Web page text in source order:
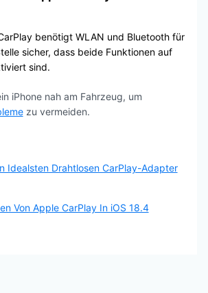
benötigt WLAN und Bluetooth für
sicher, dass beide Funktionen auf
sind.
iPhone nah am Fahrzeug, um
zu vermeiden.
Idealsten Drahtlosen CarPlay-Adapter
Von Apple CarPlay In iOS 18.4